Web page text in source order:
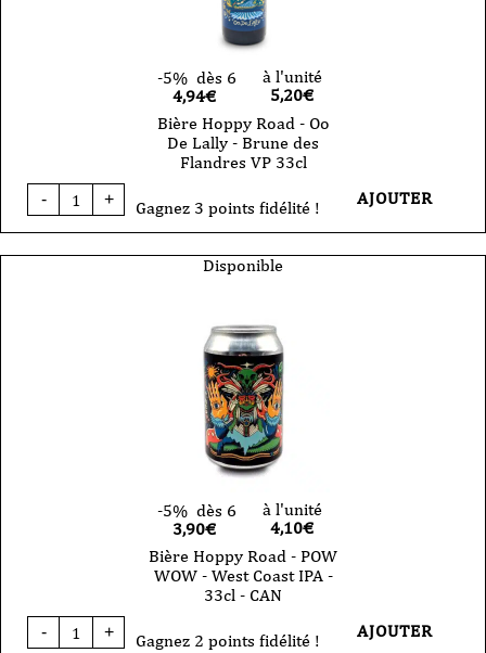
-5% dès 6
4,94€
à l'unité
5,20€
Bière Hoppy Road - Oo
De Lally - Brune des
Flandres VP 33cl
-
quantité
de
Road
+ Gagnez 3 points fidélité ! AJOUTER
Disponible
-5% dès 6
3,90€
à l'unité
4,10€
Bière Hoppy Road - POW
WOW - West Coast IPA -
33cl - CAN
-
quantité
de
+ Gagnez 2 points fidélité ! AJOUTER